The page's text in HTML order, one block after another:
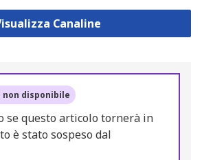
Canaline
non disponibile
se questo articolo tornerà in
è stato sospeso dal